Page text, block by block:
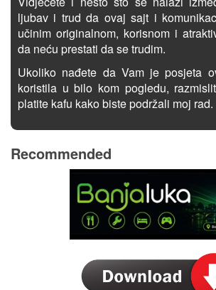
ljubav i trud da ovaj sajt i
učinim originalnom, korisnom i
da neću prestati da se trudim.
Ukoliko nađete da Vam je posjeta
koristila u bilo kom pogledu,
platite kafu kako biste podržali moj rad.
Recommended